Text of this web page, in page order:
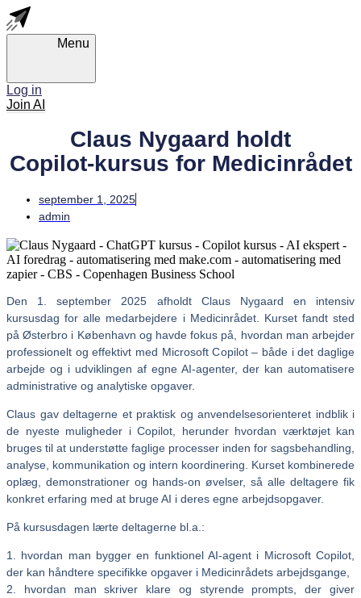
Skip
links
Skip
to
to
content
Menu
Log in
Join AI
Claus Nygaard holdt
Copilot‑kursus for Medicinrådet
september 1, 2025
admin
Den 1. september 2025 afholdt Claus Nygaard en intensiv
kursusdag for alle medarbejdere i Medicinrådet. Kurset fandt sted
på Østerbro i København og havde fokus på, hvordan man arbejder
professionelt og effektivt med Microsoft Copilot – både i det daglige
arbejde og i udviklingen af egne AI‑agenter, der kan automatisere
administrative og analytiske opgaver.
Claus gav deltagerne et praktisk og anvendelsesorienteret indblik i
de nyeste muligheder i Copilot, herunder hvordan værktøjet kan
bruges til at understøtte faglige processer inden for sagsbehandling,
analyse, kommunikation og intern koordinering. Kurset kombinerede
oplæg, demonstrationer og hands‑on øvelser, så alle deltagere fik
konkret erfaring med at bruge AI i deres egne arbejdsopgaver.
På kursusdagen lærte deltagerne bl.a.:
1. hvordan man bygger en funktionel AI‑agent i Microsoft Copilot,
der kan håndtere specifikke opgaver i Medicinrådets arbejdsgange,
2. hvordan man skriver klare og styrende prompts, der giver